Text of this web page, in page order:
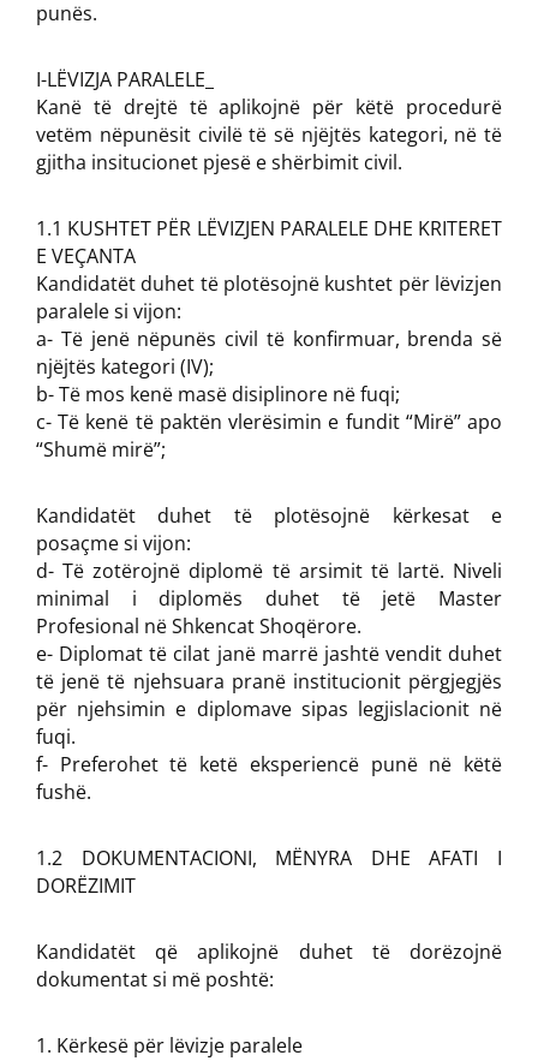
punës.
I-LËVIZJA PARALELE_
Kanë të drejtë të aplikojnë për këtë procedurë
vetëm nëpunësit civilë të së njëjtës kategori, në të
gjitha insitucionet pjesë e shërbimit civil.
1.1 KUSHTET PËR LËVIZJEN PARALELE DHE KRITERET
E VEÇANTA
Kandidatët duhet të plotësojnë kushtet për lëvizjen
paralele si vijon:
a- Të jenë nëpunës civil të konfirmuar, brenda së
njëjtës kategori (IV);
b- Të mos kenë masë disiplinore në fuqi;
c- Të kenë të paktën vlerësimin e fundit “Mirë” apo
“Shumë mirë”;
Kandidatët duhet të plotësojnë kërkesat e
posaçme si vijon:
d- Të zotërojnë diplomë të arsimit të lartë. Niveli
minimal i diplomës duhet të jetë Master
Profesional në Shkencat Shoqërore.
e- Diplomat të cilat janë marrë jashtë vendit duhet
të jenë të njehsuara pranë institucionit përgjegjës
për njehsimin e diplomave sipas legjislacionit në
fuqi.
f- Preferohet të ketë eksperiencë punë në këtë
fushë.
1.2 DOKUMENTACIONI, MËNYRA DHE AFATI I
DORËZIMIT
Kandidatët që aplikojnë duhet të dorëzojnë
dokumentat si më poshtë:
Kërkesë për lëvizje paralele